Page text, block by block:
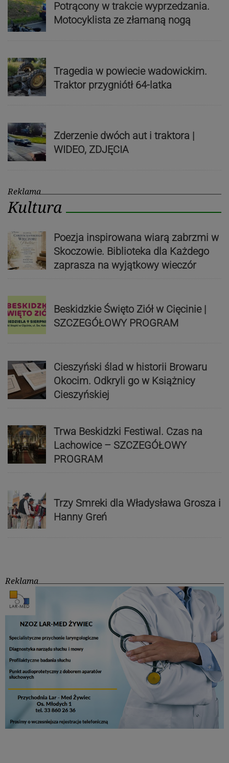
Potrącony w trakcie wyprzedzania.
Motocyklista ze złamaną nogą
Tragedia w powiecie wadowickim.
Traktor przygniótł 64-latka
Zderzenie dwóch aut i traktora |
WIDEO, ZDJĘCIA
Reklama
Kultura
Poezja inspirowana wiarą zabrzmi w
Skoczowie. Biblioteka dla Każdego
zaprasza na wyjątkowy wieczór
Beskidzkie Święto Ziół w Cięcinie |
SZCZEGÓŁOWY PROGRAM
Cieszyński ślad w historii Browaru
Okocim. Odkryli go w Książnicy
Cieszyńskiej
Trwa Beskidzki Festiwal. Czas na
Lachowice – SZCZEGÓŁOWY
PROGRAM
Trzy Smreki dla Władysława Grosza i
Hanny Greń
Reklama